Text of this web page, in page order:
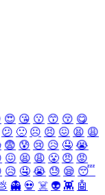
😍 😘 😗 😙 😚 😋
😕 🙁 ☹️ 😣 😖 😫 😩
😨 😰 😢 😥 🤤 😭
😖 😫 😩 😤 😠 😡
😥 🤤 😭 😓 😪 😴
👻 💀 ☠️ 👽 👾 🤖